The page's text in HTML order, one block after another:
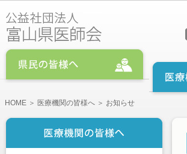
HOME ＞ 医療機関の皆様へ ＞ お知らせ